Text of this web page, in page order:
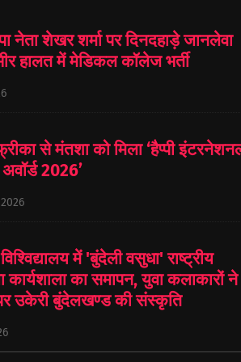
नेता शेखर शर्मा पर दिनदहाड़े जानलेवा
हालत में मेडिकल कॉलेज भर्ती
से मंतशा को मिला ‘हैप्पी
2026’
में 'बुंदेली वसुधा' राष्ट्रीय
कार्यशाला का समापन, युवा कलाकारों ने
उकेरी बुंदेलखण्ड की संस्कृति